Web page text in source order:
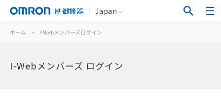
制御機器 Japan
ホーム > I-Webメンバーズログイン
I-Webメンバーズ ログイン